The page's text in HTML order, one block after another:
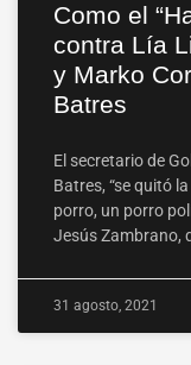
Como el
contra Lía
y Marko
Batres
El secretario de
Batres, “se quitó
porro, un porro
Jesús Zambrano,
31 agosto, 2021